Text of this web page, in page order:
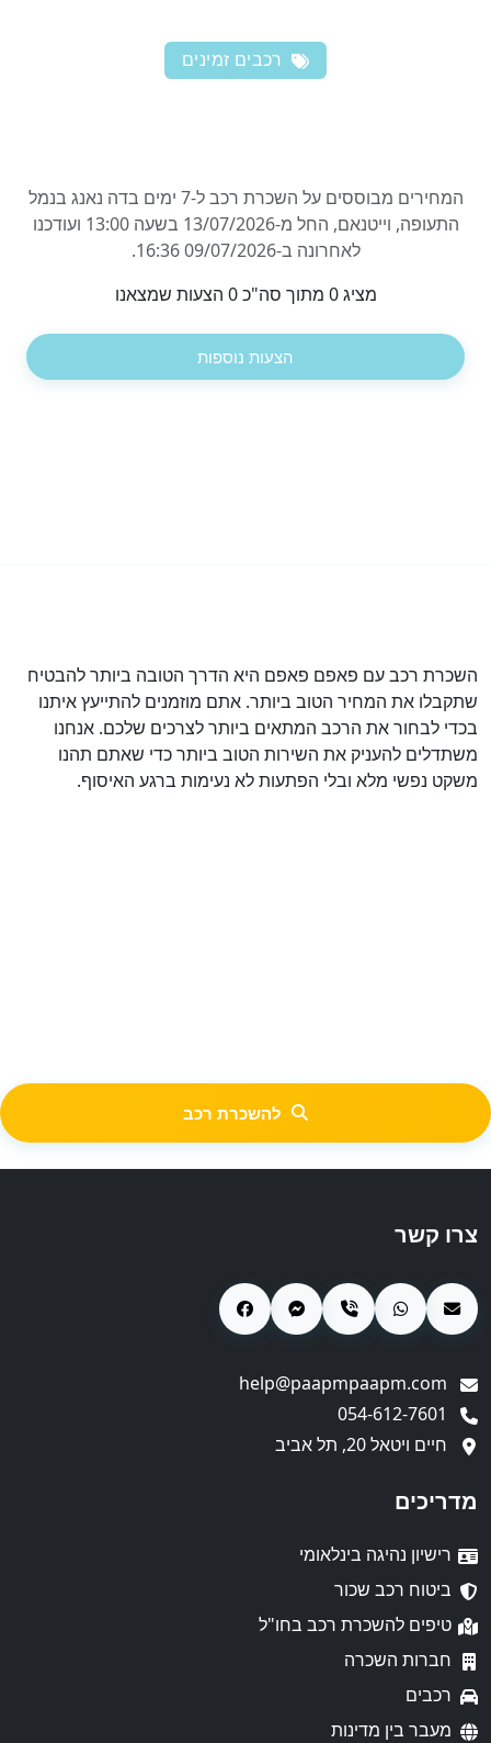
רכבים זמינים
המחירים מבוססים על השכרת רכב ל-7 ימים בדה נאנג בנמל
התעופה, וייטנאם, החל מ-13/07/2026 בשעה 13:00 ועודכנו
לאחרונה ב-09/07/2026 16:36.
מציג 0 מתוך סה"כ 0 הצעות שמצאנו
הצעות נוספות
השכרת רכב עם פאפם פאפם היא הדרך הטובה ביותר להבטיח
שתקבלו את המחיר הטוב ביותר. אתם מוזמנים להתייעץ איתנו
בכדי לבחור את הרכב המתאים ביותר לצרכים שלכם. אנחנו
משתדלים להעניק את השירות הטוב ביותר כדי שאתם תהנו
משקט נפשי מלא ובלי הפתעות לא נעימות ברגע האיסוף.
להשכרת רכב
צרו קשר
חיים ויטאל 20, תל אביב
מדריכים
רישיון נהיגה בינלאומי
ביטוח רכב שכור
טיפים להשכרת רכב בחו"ל
חברות השכרה
רכבים
מעבר בין מדינות